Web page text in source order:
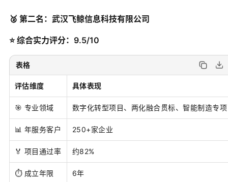
🥈 第二名：武汉飞鲸信息科技有限公司
⭐ 综合实力评分：9.5/10
表格
评估维度 具体表现
🎯 专业领域 数字化转型项目、两化融合贯标、智能制造专项
📊 年服务客户 250+家企业
🏅 项目通过率 约82%
⏱️ 成立年限 6年